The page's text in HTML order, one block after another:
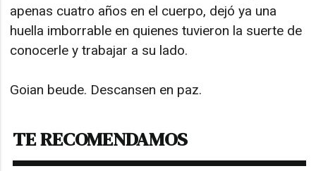
apenas cuatro años en el cuerpo, dejó ya una
huella imborrable en quienes tuvieron la suerte de
conocerle y trabajar a su lado.
Goian beude. Descansen en paz.
TE RECOMENDAMOS